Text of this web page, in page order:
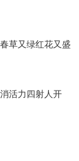
草又绿红花又盛
活力四射人开